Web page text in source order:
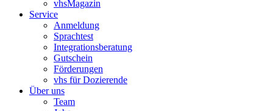
vhsMagazin
Service
Anmeldung
Sprachtest
Integrationsberatung
Gutschein
Förderungen
vhs für Dozierende
Über uns
Team